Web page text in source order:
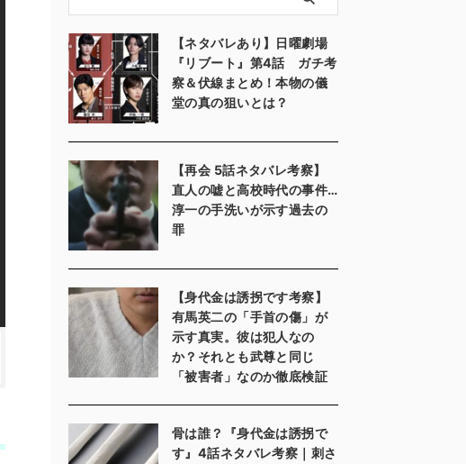
【ネタバレあり】日曜劇場
『リブート』第4話 ガチ考
察＆伏線まとめ！本物の儀
堂の真の狙いとは？
【再会 5話ネタバレ考察】
直人の嘘と高校時代の事件…
淳一の手洗いが示す過去の
罪
【身代金は誘拐です考察】
有馬英二の「手首の傷」が
示す真実。彼は犯人なの
か？それとも武尊と同じ
「被害者」なのか徹底検証
骨は誰？『身代金は誘拐で
す』4話ネタバレ考察｜刺さ